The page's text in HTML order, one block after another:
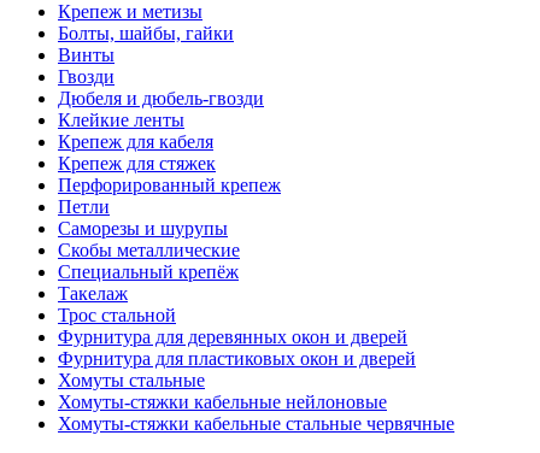
Крепеж и метизы
Болты, шайбы, гайки
Винты
Гвозди
Дюбеля и дюбель-гвозди
Клейкие ленты
Крепеж для кабеля
Крепеж для стяжек
Перфорированный крепеж
Петли
Саморезы и шурупы
Скобы металлические
Специальный крепёж
Такелаж
Трос стальной
Фурнитура для деревянных окон и дверей
Фурнитура для пластиковых окон и дверей
Хомуты стальные
Хомуты-стяжки кабельные нейлоновые
Хомуты-стяжки кабельные стальные червячные